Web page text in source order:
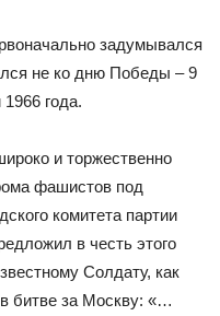
задумывался
не ко дню Победы – 9
года.
и торжественно
фашистов под
комитета партии
в честь этого
Солдату, как
битве за Москву: «…